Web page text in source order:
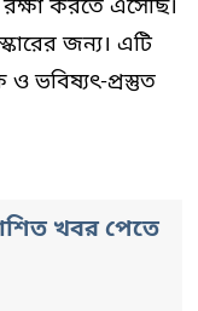
করতে এসেছি।
জন্য। এটি
ও ভবিষ্যৎ-প্রস্তুত
খবর পেতে